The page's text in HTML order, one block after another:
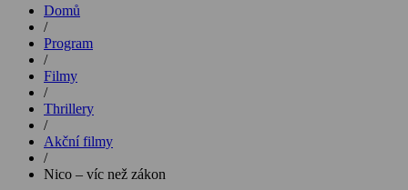
Domů
/
Program
/
Filmy
/
Thrillery
/
Akční filmy
/
Nico – víc než zákon